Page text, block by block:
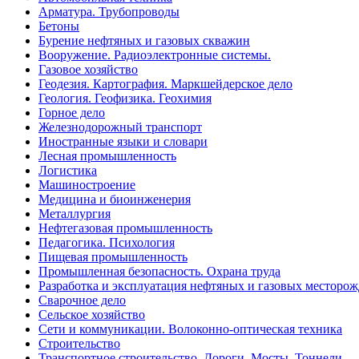
Арматура. Трубопроводы
Бетоны
Бурение нефтяных и газовых скважин
Вооружение. Радиоэлектронные системы.
Газовое хозяйство
Геодезия. Картография. Маркшейдерское дело
Геология. Геофизика. Геохимия
Горное дело
Железнодорожный транспорт
Иностранные языки и словари
Лесная промышленность
Логистика
Машиностроение
Медицина и биоинженерия
Металлургия
Нефтегазовая промышленность
Педагогика. Психология
Пищевая промышленность
Промышленная безопасность. Охрана труда
Разработка и эксплуатация нефтяных и газовых
Сварочное дело
Сельское хозяйство
Сети и коммуникации. Волоконно-оптическая техника
Строительство